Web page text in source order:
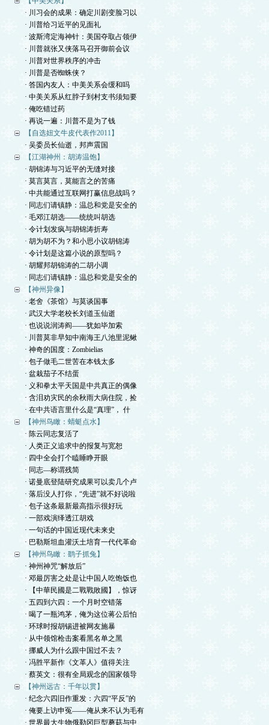
· 川习会的成果：确定川剧变脸习以
· 川普给习近平的见面礼
· 波斯湾定海神针：美国夺取占领伊
· 川普就张又侠落马召开御前会议
· 川普对世界秩序的冲击
· 川普是否蜘蛛侠？
· 答国内友人：中美关系会缓和吗
· 中美关系从红脖子到村支书须知要
· 俺吃错过药
· 再说一遍：川普不是为了钱
【自选妞文牛皮代表作2011】
· 吴委员长仙逝，邦声震国
【江湖神州：胡涛温饱】
· 胡锦涛与习近平的无缝对接
· 莫言莫言，莫能言之的苦痛
· 中共能通过互联网打赢信息战吗？
· 同志们请镇静：温总和党是安全的
· 毛邓江胡选——统统叫胡选
· 令计划发疯与胡锦涛折寿
· 胡为胡不为？和小思小议胡锦涛
· 令计划是这篇小说的原型吗？
· 胡耀邦胡锦涛的二胡小调
· 同志们请镇静：温总和党是安全的
【神州异像】
· 老舍《茶馆》与莫谈国事
· 武汉大学老校长刘道玉仙逝
· 也说说润涛阎——犹如毕加索
· 川普莫非早知中南海王八池里泥鳅
· 神奇的国度：Zombielias
· 包子做毛二世苦在本钱太多
· 盆栽茄子不结蛋
· 义和拳太平天国是中共真正的偶像
· 含泪劝灾民的余秋雨大病住院，捡
· 在中共语言里什么是“真理”， 什
【神州鸟瞰：蜻蜓点水】
· 陈云同志复活了
· 人类正义追求中的报复与宽恕
· 四中全会打个瞌睡睁开眼
· 同志—称谓残简
· 诺曼底登陆研究成果可以卖几个卢
· 落后没人打你，“先进”就不好说啦
· 包子这条最新最高指示很好玩
· 一部戏演绎透江胡戏
· 一句话的中国近现代未来史
· 巴勒斯坦血灌沃土培育一代代革命
【神州鸟瞰：鹞子抓兔】
· 神州神咒“解放后”
· 邓最厉害之处是让中国人吃饱饭也
· 【中華民國是二戰戰敗國】，惊讶
· 五四到六四：一个月时空错落
· 喝了一瓶鸿茅，俺为这位蒋公后怕
· 环球时报胡锡进被网友施暴
· 从中领馆枪击案看黑名单之黑
· 挪威人为什么跟中国过不去？
· 冯胜平新作《文革人》值得关注
· 蔡英文：很有全局观念的国家领导
【神州远古：千年以贯】
· 纪念六四旧作重发：六四“平反”的
· 俺要上访申冤——俺从来不认为毛有
· 世界最大生物俄勒冈巨型蘑菇与中